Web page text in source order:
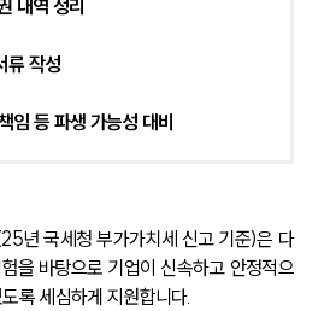
내역 정리
류 작성
임 등 파생 가능성 대비
년 국세청 부가가치세 신고 기준)은 다
을 바탕으로 기업이 신속하고 안정적으
록 세심하게 지원합니다.